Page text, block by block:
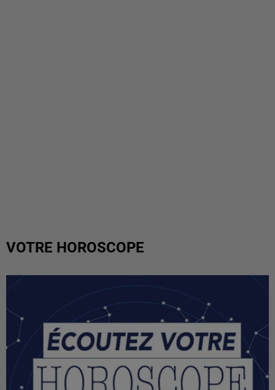
VOTRE HOROSCOPE